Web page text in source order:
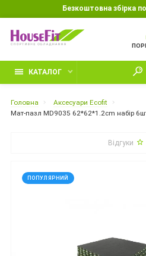
Безкоштовна збірка
КАТАЛОГ
Головна
Аксесуари Ecofit
Мат-пазл MD9035 62*62*1.2cm набір
Відгуки
ПОПУЛЯРНИЙ